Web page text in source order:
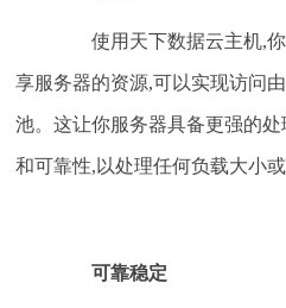
使用天下数据云主机,你
享服务器的资源,可以实现访问
池。这让你服务器具备更强的
和可靠性,以处理任何负载大小
可靠稳定